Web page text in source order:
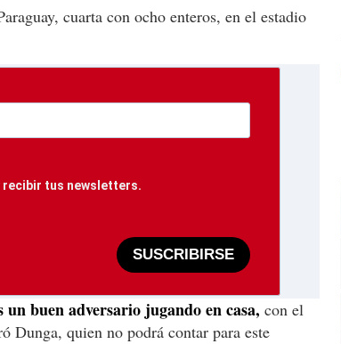
cuarta con ocho enteros, en el estadio
tus newsletters.
SUSCRIBIRSE
buen adversario jugando en casa, con el
Dunga, quien no podrá contar para este